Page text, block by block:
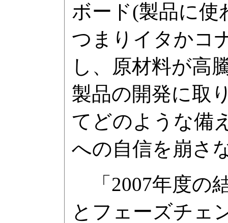
ボード(製品に使
つまりイタかコ
し、原材料が高
製品の開発に取
てどのような備
への自信を崩さ
「2007年度の
とフェーズチェ